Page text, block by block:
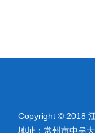
Copyright © 2018
地址：常州市中吴